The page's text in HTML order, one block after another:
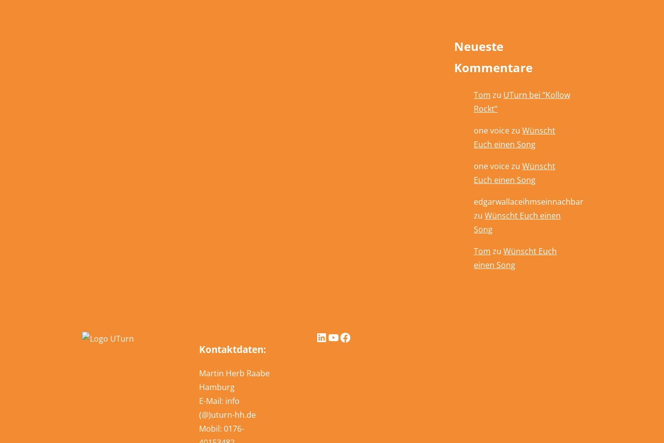
Neueste
Kommentare
Tom zu UTurn bei “Kollow
Rockt”
one voicezuWünscht
Euch einen Song
one voicezuWünscht
Euch einen Song
edgarwallaceihmseinnachbar
zuWünscht Euch einen
Song
Tom zuWünscht Euch
einen Song
Kontaktdaten:
Martin Herb Raabe
Hamburg
E-Mail: info
(@)uturn-hh.de
Mobil: 0176-
LinkedIn
YouTube
Facebook